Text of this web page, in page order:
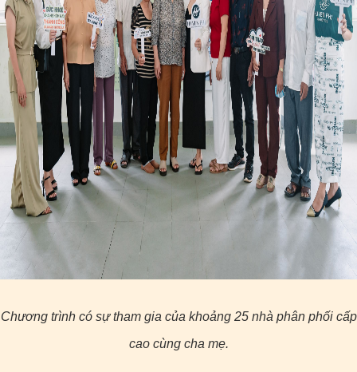
Chương trình có sự tham gia của khoảng 25 nhà phân phối cấp
cao cùng cha mẹ.